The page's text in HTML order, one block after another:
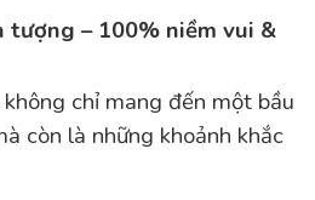
tượng – 100% niềm vui &
chỉ mang đến một bầu
còn là những khoảnh khắc